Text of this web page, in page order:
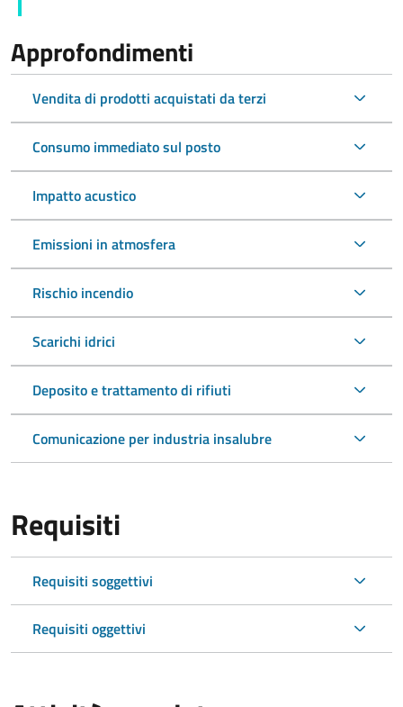
Approfondimenti
Vendita di prodotti acquistati da terzi
Consumo immediato sul posto
Impatto acustico
Emissioni in atmosfera
Rischio incendio
Scarichi idrici
Deposito e trattamento di rifiuti
Comunicazione per industria insalubre
Requisiti
Requisiti soggettivi
Requisiti oggettivi